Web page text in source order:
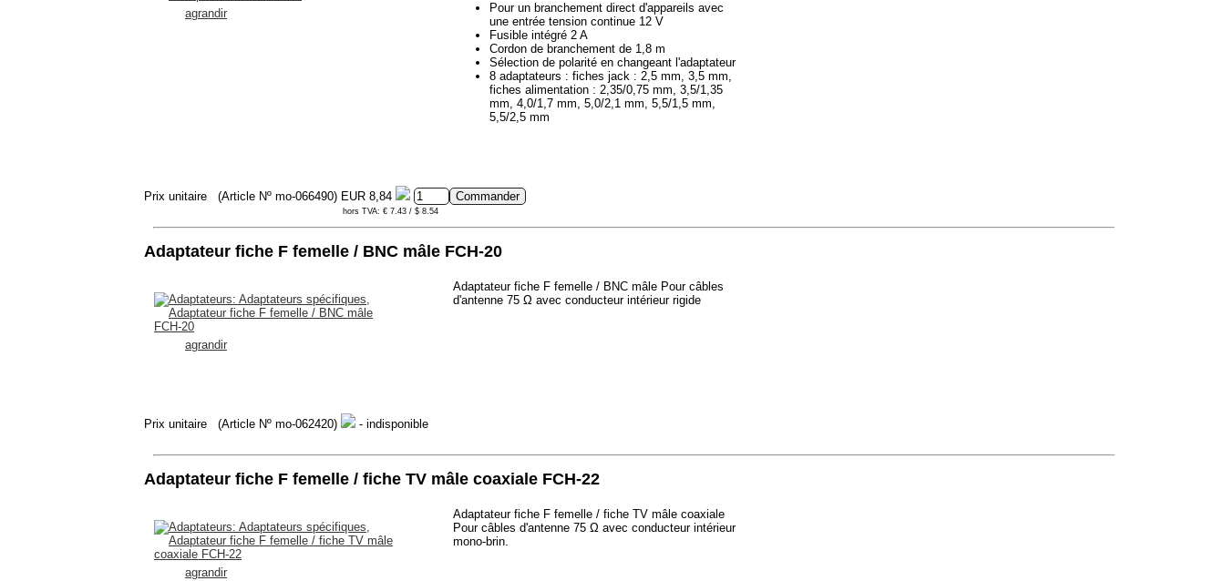
agrandir
Pour un branchement direct d'appareils avec
une entrée tension continue 12 V
Fusible intégré 2 A
Cordon de branchement de 1,8 m
Sélection de polarité en changeant l'adaptateur
8 adaptateurs : fiches jack : 2,5 mm, 3,5 mm,
fiches alimentation : 2,35/0,75 mm, 3,5/1,35
mm, 4,0/1,7 mm, 5,0/2,1 mm, 5,5/1,5 mm,
5,5/2,5 mm
Prix unitaire (Article Nº mo-066490) EUR 8,84
hors TVA: € 7.43 / $ 8.54
Adaptateur fiche F femelle / BNC mâle FCH-20
agrandir
Adaptateur fiche F femelle / BNC mâle Pour câbles
d'antenne 75 Ω avec conducteur intérieur rigide
Prix unitaire (Article Nº mo-062420) - indisponible
Adaptateur fiche F femelle / fiche TV mâle coaxiale FCH-22
agrandir
Adaptateur fiche F femelle / fiche TV mâle coaxiale
Pour câbles d'antenne 75 Ω avec conducteur intérieur
mono-brin.